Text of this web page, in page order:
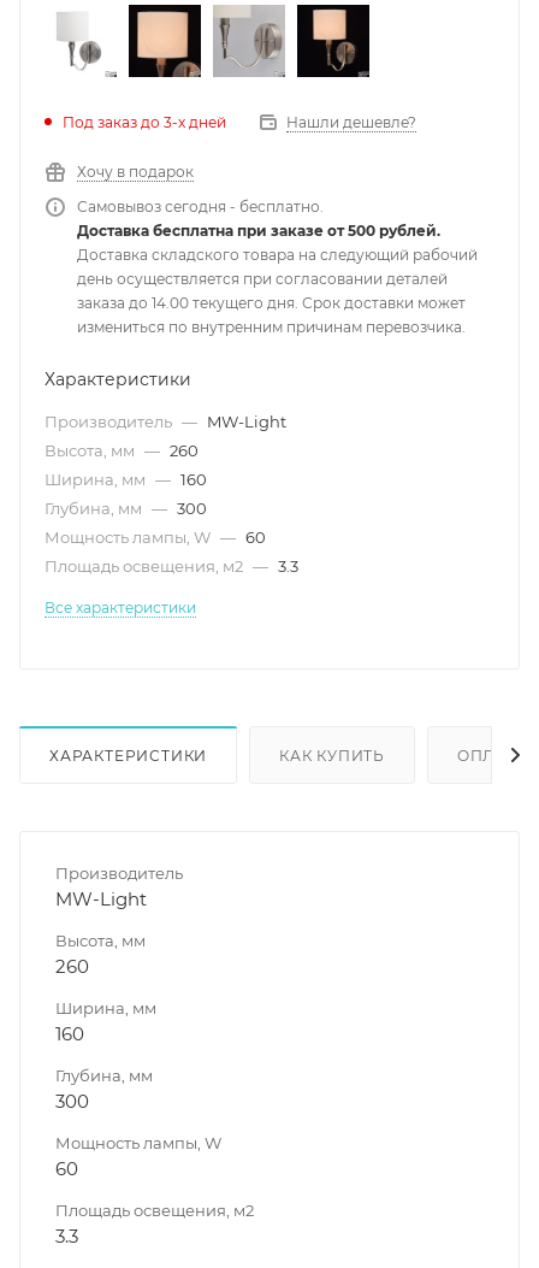
Под заказ до 3-х дней Нашли дешевле?
Хочу в подарок
Самовывоз сегодня - бесплатно.
Доставка бесплатна при заказе от 500 рублей.
Доставка складского товара на следующий рабочий
день осуществляется при согласовании деталей
заказа до 14.00 текущего дня. Срок доставки может
измениться по внутренним причинам перевозчика.
Характеристики
Производитель — MW-Light
Высота, мм — 260
Ширина, мм — 160
Глубина, мм — 300
Мощность лампы, W — 60
Площадь освещения, м2 — 3.3
Все характеристики
ХАРАКТЕРИСТИКИ КАК КУПИТЬ ОПЛАТА
Производитель
MW-Light
Высота, мм
260
Ширина, мм
160
Глубина, мм
300
Мощность лампы, W
60
Площадь освещения, м2
3.3